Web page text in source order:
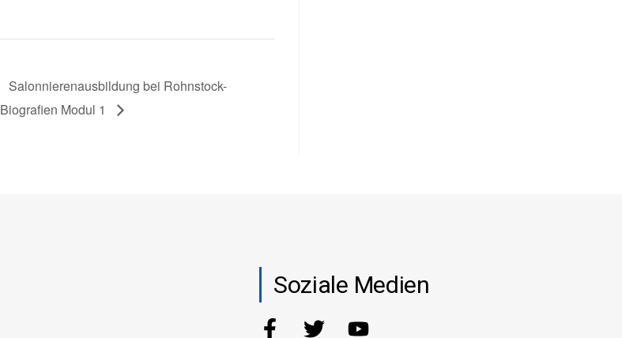
Salonnierenausbildung bei Rohnstock-
Biografien Modul 1
Soziale Medien